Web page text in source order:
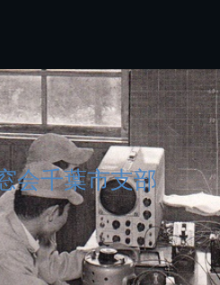
会千葉市支部